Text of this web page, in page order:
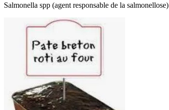
Salmonella spp (agent responsable de la salmonellose)